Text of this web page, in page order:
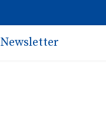
Newsletter